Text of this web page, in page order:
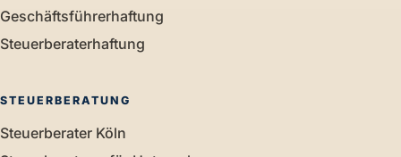
Geschäftsführerhaftung
Steuerberaterhaftung
STEUERBERATUNG
Steuerberater Köln